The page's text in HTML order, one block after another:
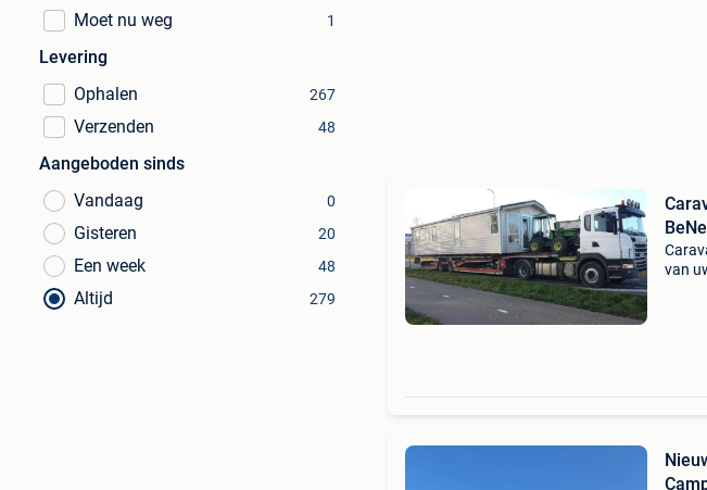
Moet nu weg
1
Levering
Ophalen
267
Verzenden 48
Aangeboden sinds
Vandaag
0
Gisteren 20
Een week 48
Altijd 279
van